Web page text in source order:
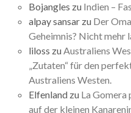
Bojangles zu Indien –
alpay sansar zu Der
Geheimnis? Nicht mehr
liloss zuAustraliens
„Zutaten“ für den
Australiens Westen.
Elfenland zu La
auf der kleinen